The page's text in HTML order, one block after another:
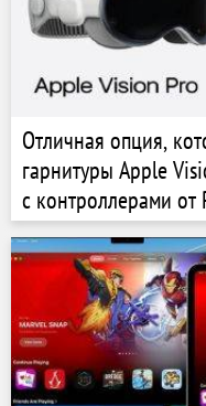
Отличная опция,
гарнитуры Apple
с контроллерами от